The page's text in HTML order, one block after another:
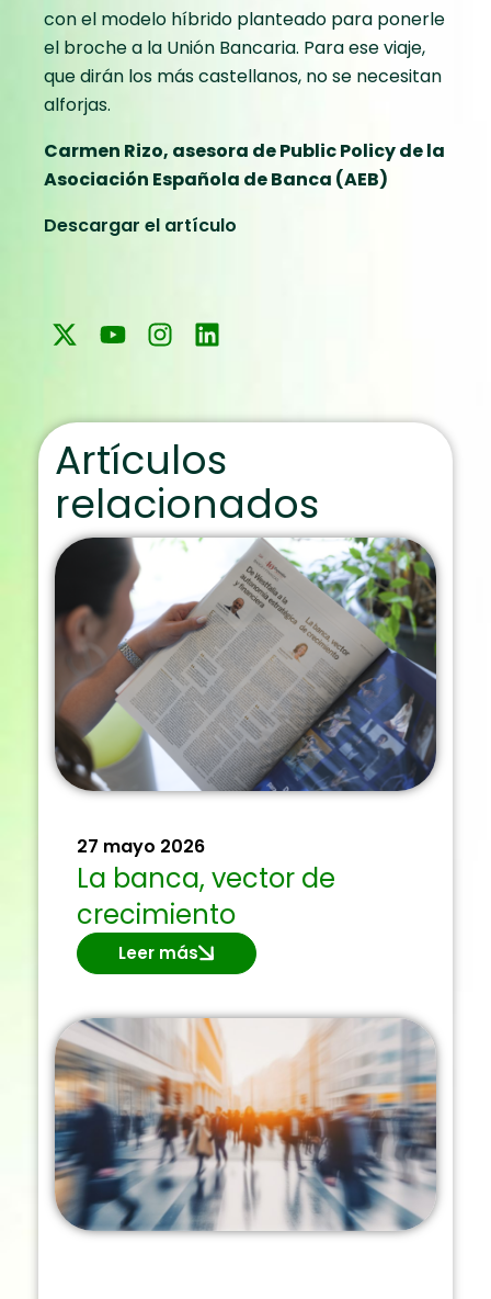
con el modelo híbrido planteado para ponerle
el broche a la Unión Bancaria. Para ese viaje,
que dirán los más castellanos, no se necesitan
alforjas.
Carmen Rizo, asesora de Public Policy de la
Asociación Española de Banca (AEB)
Descargar el artículo
Artículos
relacionados
27 mayo 2026
La banca, vector de
crecimiento
Leer más